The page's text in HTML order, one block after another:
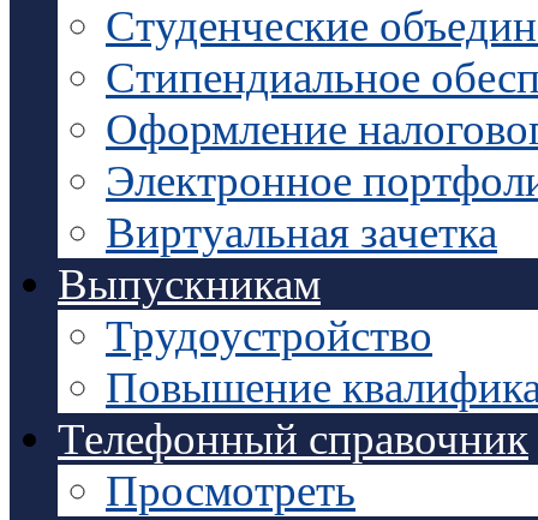
Студенческие
Стипендиальное
Оформление
Электронное
Виртуальная зачетка
Выпускникам
Трудоустройство
Повышение
Телефонный справочник
Просмотреть